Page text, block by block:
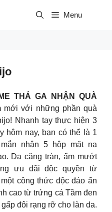
Menu
THẢ GA NHẬN QUÀ
mới với những phần quà
Nhanh tay thực hiện 3
hôm nay, bạn có thể là 1
nhận 5 hộp mặt nạ
Da căng tràn, ẩm mướt
ưu đãi độc quyền từ
công thức độc đáo ẩn
cao từ trứng cá Tầm đen
đôi rạng rỡ cho làn da.